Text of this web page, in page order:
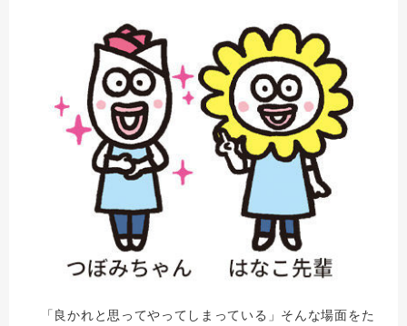
「良かれと思ってやってしまっている」そんな場面をた